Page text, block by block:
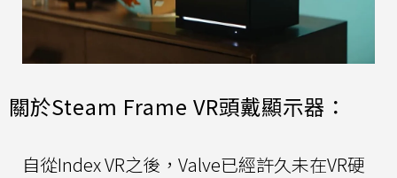
關於Steam Frame VR頭戴顯示器：
自從Index VR之後，Valve已經許久未在VR硬